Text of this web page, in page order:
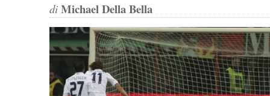
di Michael Della Bella